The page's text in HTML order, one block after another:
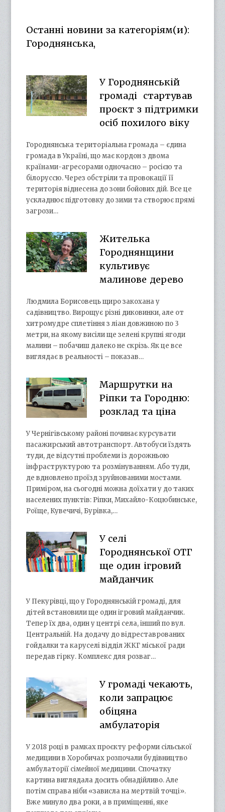
YouTube
Останні новини за категоріям(и):
Городнянська,
У Городнянській
громаді стартував
проєкт з підтримки
осіб похилого віку
Городнянська територіальна громада – єдина
громада в Україні, що має кордон з двома
країнами-агресорами одночасно – росією та
білоруссю. Через обстріли та провокації її
територія віднесена до зони бойових дій. Все це
ускладнює підготовку до зими та створює прямі
загрози…
Жителька
Городнянщини
культивує
малинове дерево
Людмила Борисовець щиро закохана у
садівництво. Вирощує різні диковинки, але от
хитромудре сплетіння з ліан довжиною по 3
метри, на якому висіли ще зелені крупні ягоди
малини – побачиш далеко не скрізь. Як це все
виглядає в реальності – показав…
Маршрутки на
Ріпки та Городню:
розклад та ціна
У Чернігівському районі починає курсувати
пасажирський автотранспорт. Автобуси їздять
туди, де відсутні проблеми із дорожньою
інфраструктурою та розмінуванням. Або туди,
де вдновлено проїзд зруйнованими мостами.
Приміром, на сьогодні можна доїхати у до таких
населених пунктів: Ріпки, Михайло-Коцюбинське,
Роїще, Кувечичі, Бурівка,…
У селі
Городнянської ОТГ
ще один ігровий
майданчик
У Пекурівці, що у Городнянській громаді, для
дітей встановили ще один ігровий майданчик.
Тепер їх два, один у центрі села, інший по вул.
Центральній. На додачу до відреставрованих
гойдалки та каруселі відділ ЖКГ міської ради
передав гірку. Комплекс для розваг…
У громаді чекають,
коли запрацює
обіцяна
амбулаторія
У 2018 році в рамках проєкту реформи сільської
медицини в Хоробичах розпочали будівництво
амбулаторії сімейної медицини. Спочатку
картина виглядала досить обнадійливо. Але
потім справа ніби «зависла на мертвій точці».
Вже минуло два роки, а в приміщенні, яке